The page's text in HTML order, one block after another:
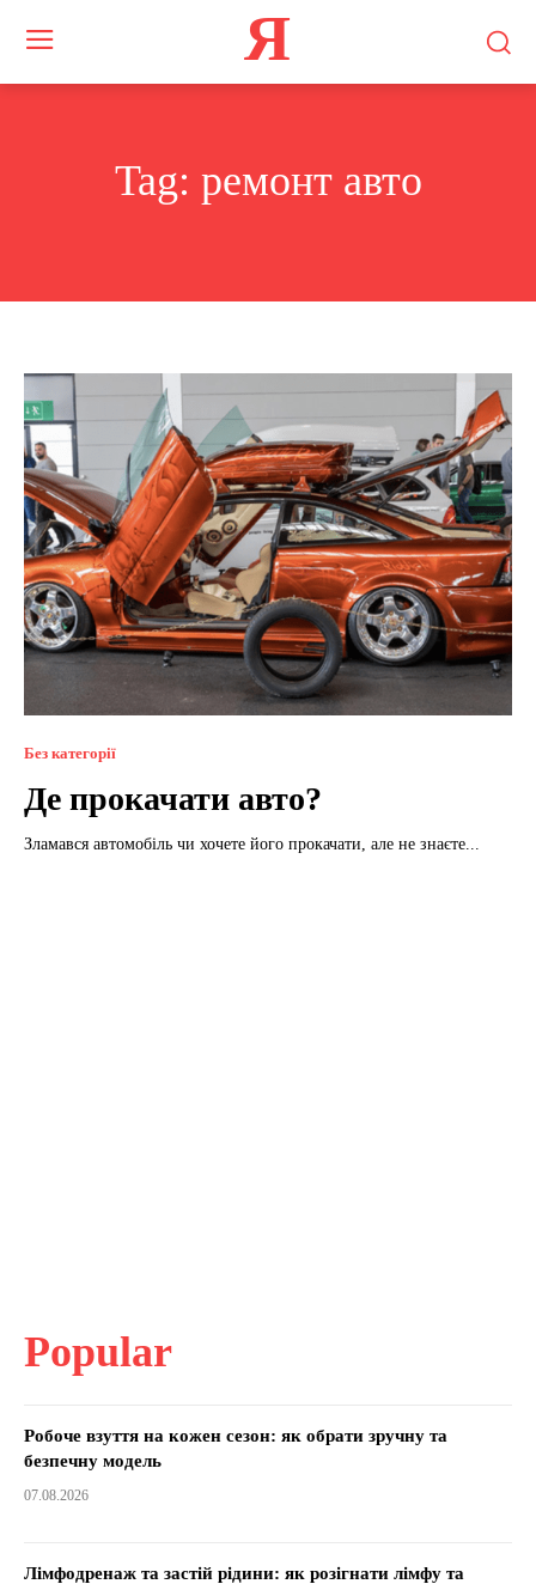
Я
Tag: ремонт авто
Без категорії
Де прокачати авто?
Зламався автомобіль чи хочете його прокачати, але не знаєте...
Popular
Робоче взуття на кожен сезон: як обрати зручну та
безпечну модель
07.08.2026
Лімфодренаж та застій рідини: як розігнати лімфу та